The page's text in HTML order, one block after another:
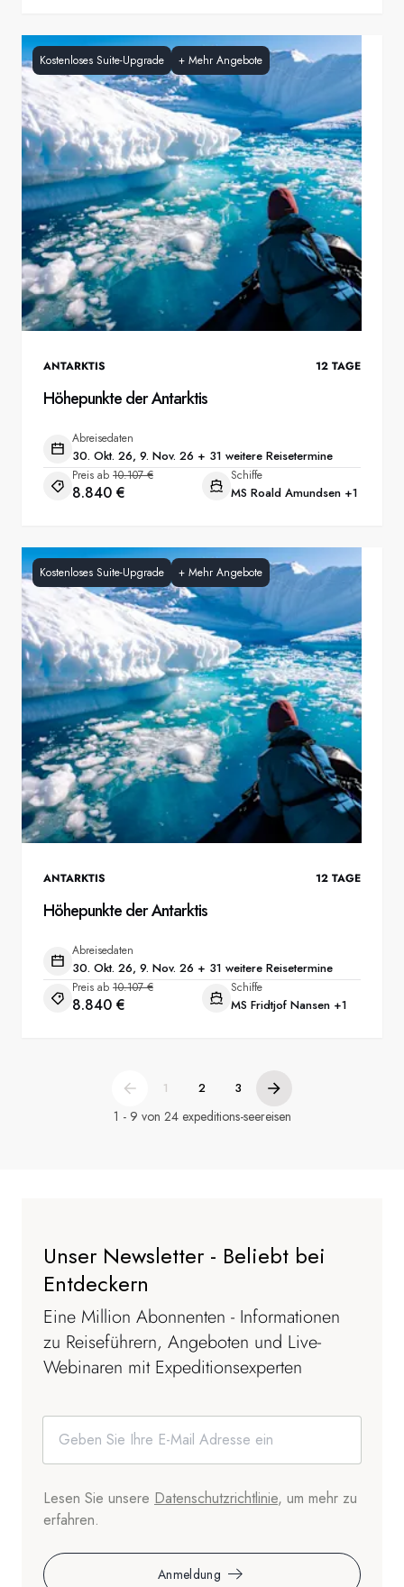
Kostenloses Suite-Upgrade + Mehr Angebote
ANTARKTIS 12 TAGE
Höhepunkte der Antarktis
Abreisedaten
30. Okt. 26, 9. Nov. 26 + 31 weitere Reisetermine
Preis ab 10.107 €
8.840 €
Schiffe
MS Roald Amundsen +1
Kostenloses Suite-Upgrade + Mehr Angebote
ANTARKTIS 12 TAGE
Höhepunkte der Antarktis
Abreisedaten
30. Okt. 26, 9. Nov. 26 + 31 weitere Reisetermine
Preis ab 10.107 €
8.840 €
Schiffe
MS Fridtjof Nansen +1
1 2 3
1 - 9 von 24 expeditions-seereisen
Unser Newsletter - Beliebt bei
Entdeckern
Eine Million Abonnenten - Informationen
zu Reiseführern, Angeboten und Live-
Webinaren mit Expeditionsexperten
Anmeldung
Lesen Sie unsere Datenschutzrichtlinie, um mehr zu
erfahren.